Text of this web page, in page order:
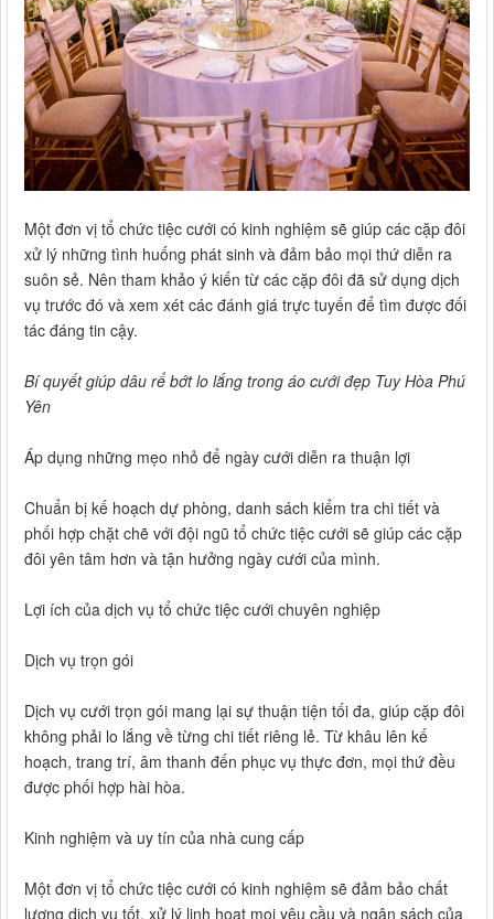
Một đơn vị tổ chức tiệc cưới có kinh nghiệm sẽ giúp các cặp đôi
xử lý những tình huống phát sinh và đảm bảo mọi thứ diễn ra
suôn sẻ. Nên tham khảo ý kiến từ các cặp đôi đã sử dụng dịch
vụ trước đó và xem xét các đánh giá trực tuyến để tìm được đối
tác đáng tin cậy.
Bí quyết giúp dâu rể bớt lo lắng trong áo cưới đẹp Tuy Hòa Phú
Yên
Áp dụng những mẹo nhỏ để ngày cưới diễn ra thuận lợi
Chuẩn bị kế hoạch dự phòng, danh sách kiểm tra chi tiết và
phối hợp chặt chẽ với đội ngũ tổ chức tiệc cưới sẽ giúp các cặp
đôi yên tâm hơn và tận hưởng ngày cưới của mình.
Lợi ích của dịch vụ tổ chức tiệc cưới chuyên nghiệp
Dịch vụ trọn gói
Dịch vụ cưới trọn gói mang lại sự thuận tiện tối đa, giúp cặp đôi
không phải lo lắng về từng chi tiết riêng lẻ. Từ khâu lên kế
hoạch, trang trí, âm thanh đến phục vụ thực đơn, mọi thứ đều
được phối hợp hài hòa.
Kinh nghiệm và uy tín của nhà cung cấp
Một đơn vị tổ chức tiệc cưới có kinh nghiệm sẽ đảm bảo chất
lượng dịch vụ tốt, xử lý linh hoạt mọi yêu cầu và ngân sách của